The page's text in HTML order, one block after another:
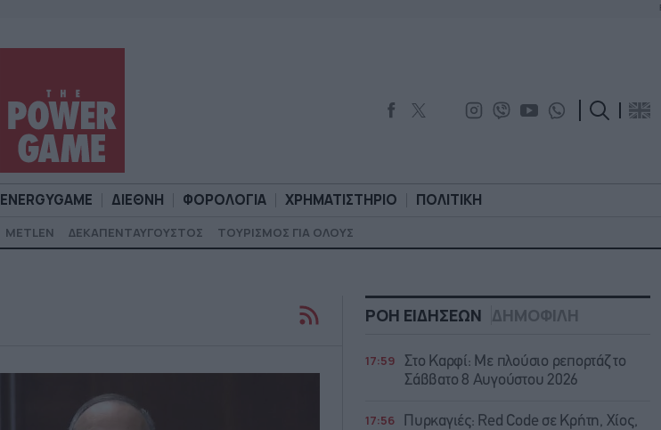
ENERGYGAME ΔΙΕΘΝΗ ΦΟΡΟΛΟΓΙΑ ΧΡΗΜΑΤΙΣΤΗΡΙΟ ΠΟΛΙΤΙΚΗ
METLEN ΔΕΚΑΠΕΝΤΑΥΓΟΥΣΤΟΣ ΤΟΥΡΙΣΜΟΣ ΓΙΑ ΟΛΟΥΣ
ΧΡΗΜΑΤΙΣΤΗΡΙΟ ΠΟΛΙΤΙΚΗ
ΡΟΗ ΕΙΔΗΣΕΩΝ ΔΗΜΟΦΙΛΗ
17:59
Στο Καρφί: Με πλούσιο ρεπορτάζ το
Σάββατο 8 Αυγούστου 2026
17:56
Πυρκαγιές: Red Code σε Κρήτη, Χίος,